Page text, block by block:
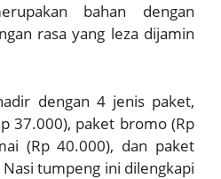
bahan dengan
rasa yang leza dijamin
dengan 4 jenis paket,
37.000), paket bromo (Rp
(Rp 40.000), dan paket
tumpeng ini dilengkapi